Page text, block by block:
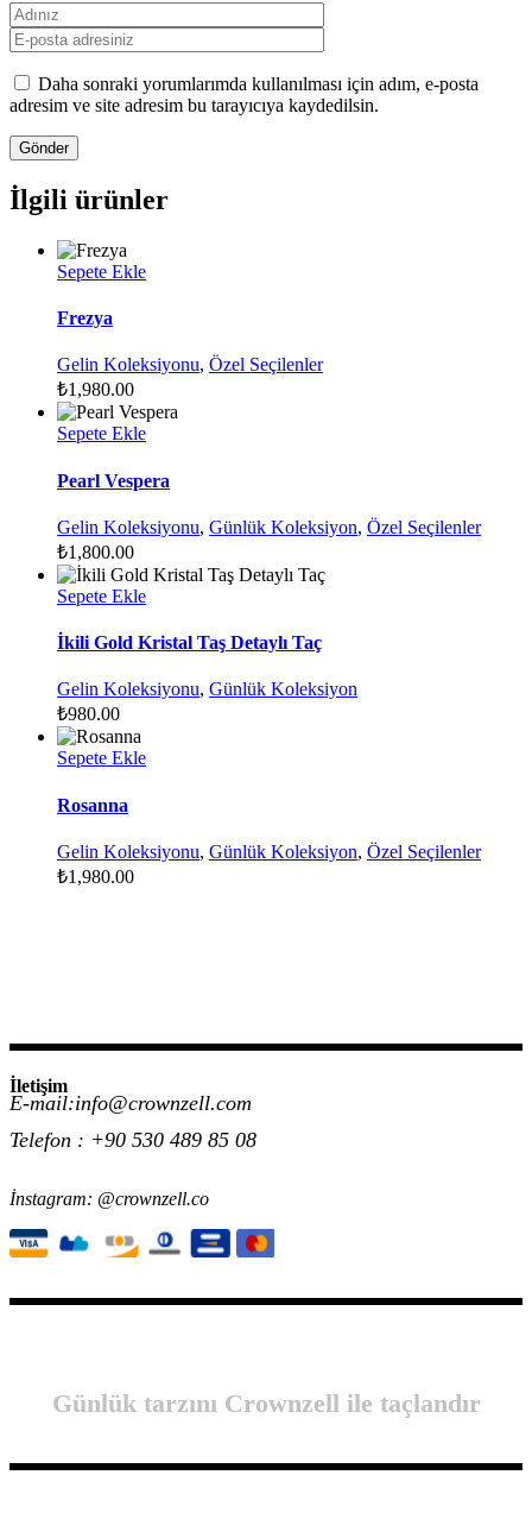
Daha sonraki yorumlarımda kullanılması için adım, e-posta
adresim ve site adresim bu tarayıcıya kaydedilsin.
İlgili ürünler
Sepete Ekle
Frezya
Gelin Koleksiyonu, Özel Seçilenler
₺1,980.00
Sepete Ekle
Pearl Vespera
Gelin Koleksiyonu, Günlük Koleksiyon, Özel Seçilenler
₺1,800.00
Sepete Ekle
İkili Gold Kristal Taş Detaylı Taç
Gelin Koleksiyonu, Günlük Koleksiyon
₺980.00
Sepete Ekle
Rosanna
Gelin Koleksiyonu, Günlük Koleksiyon, Özel Seçilenler
₺1,980.00
İletişim
E-mail:info@crownzell.com
Telefon : +90 530 489 85 08
İnstagram: @crownzell.co
Günlük tarzını Crownzell ile taçlandır